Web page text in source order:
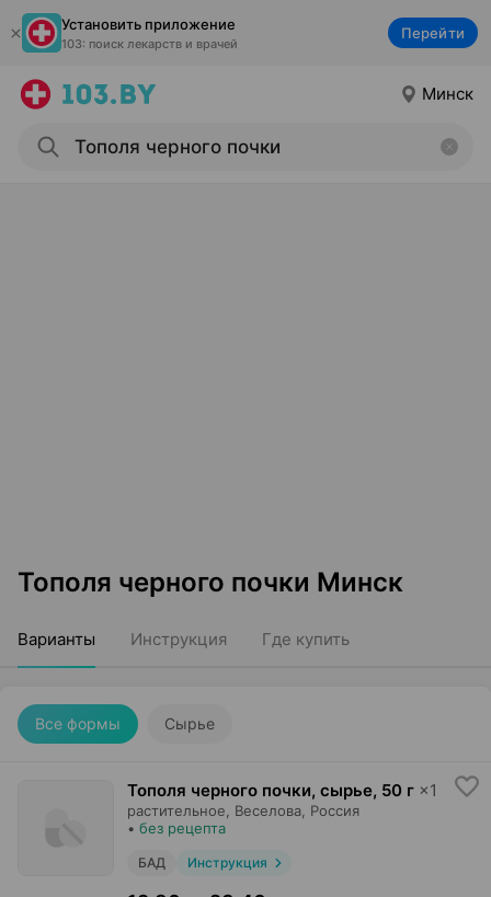
Установить приложение
103: поиск лекарств и врачей
Перейти
Минск
Тополя черного почки Минск
Варианты Инструкция Где купить
Все формы Сырье
Тополя черного почки, сырье, 50 г ×1
растительное, Веселова , Россия
• без рецепта
БАД Инструкция